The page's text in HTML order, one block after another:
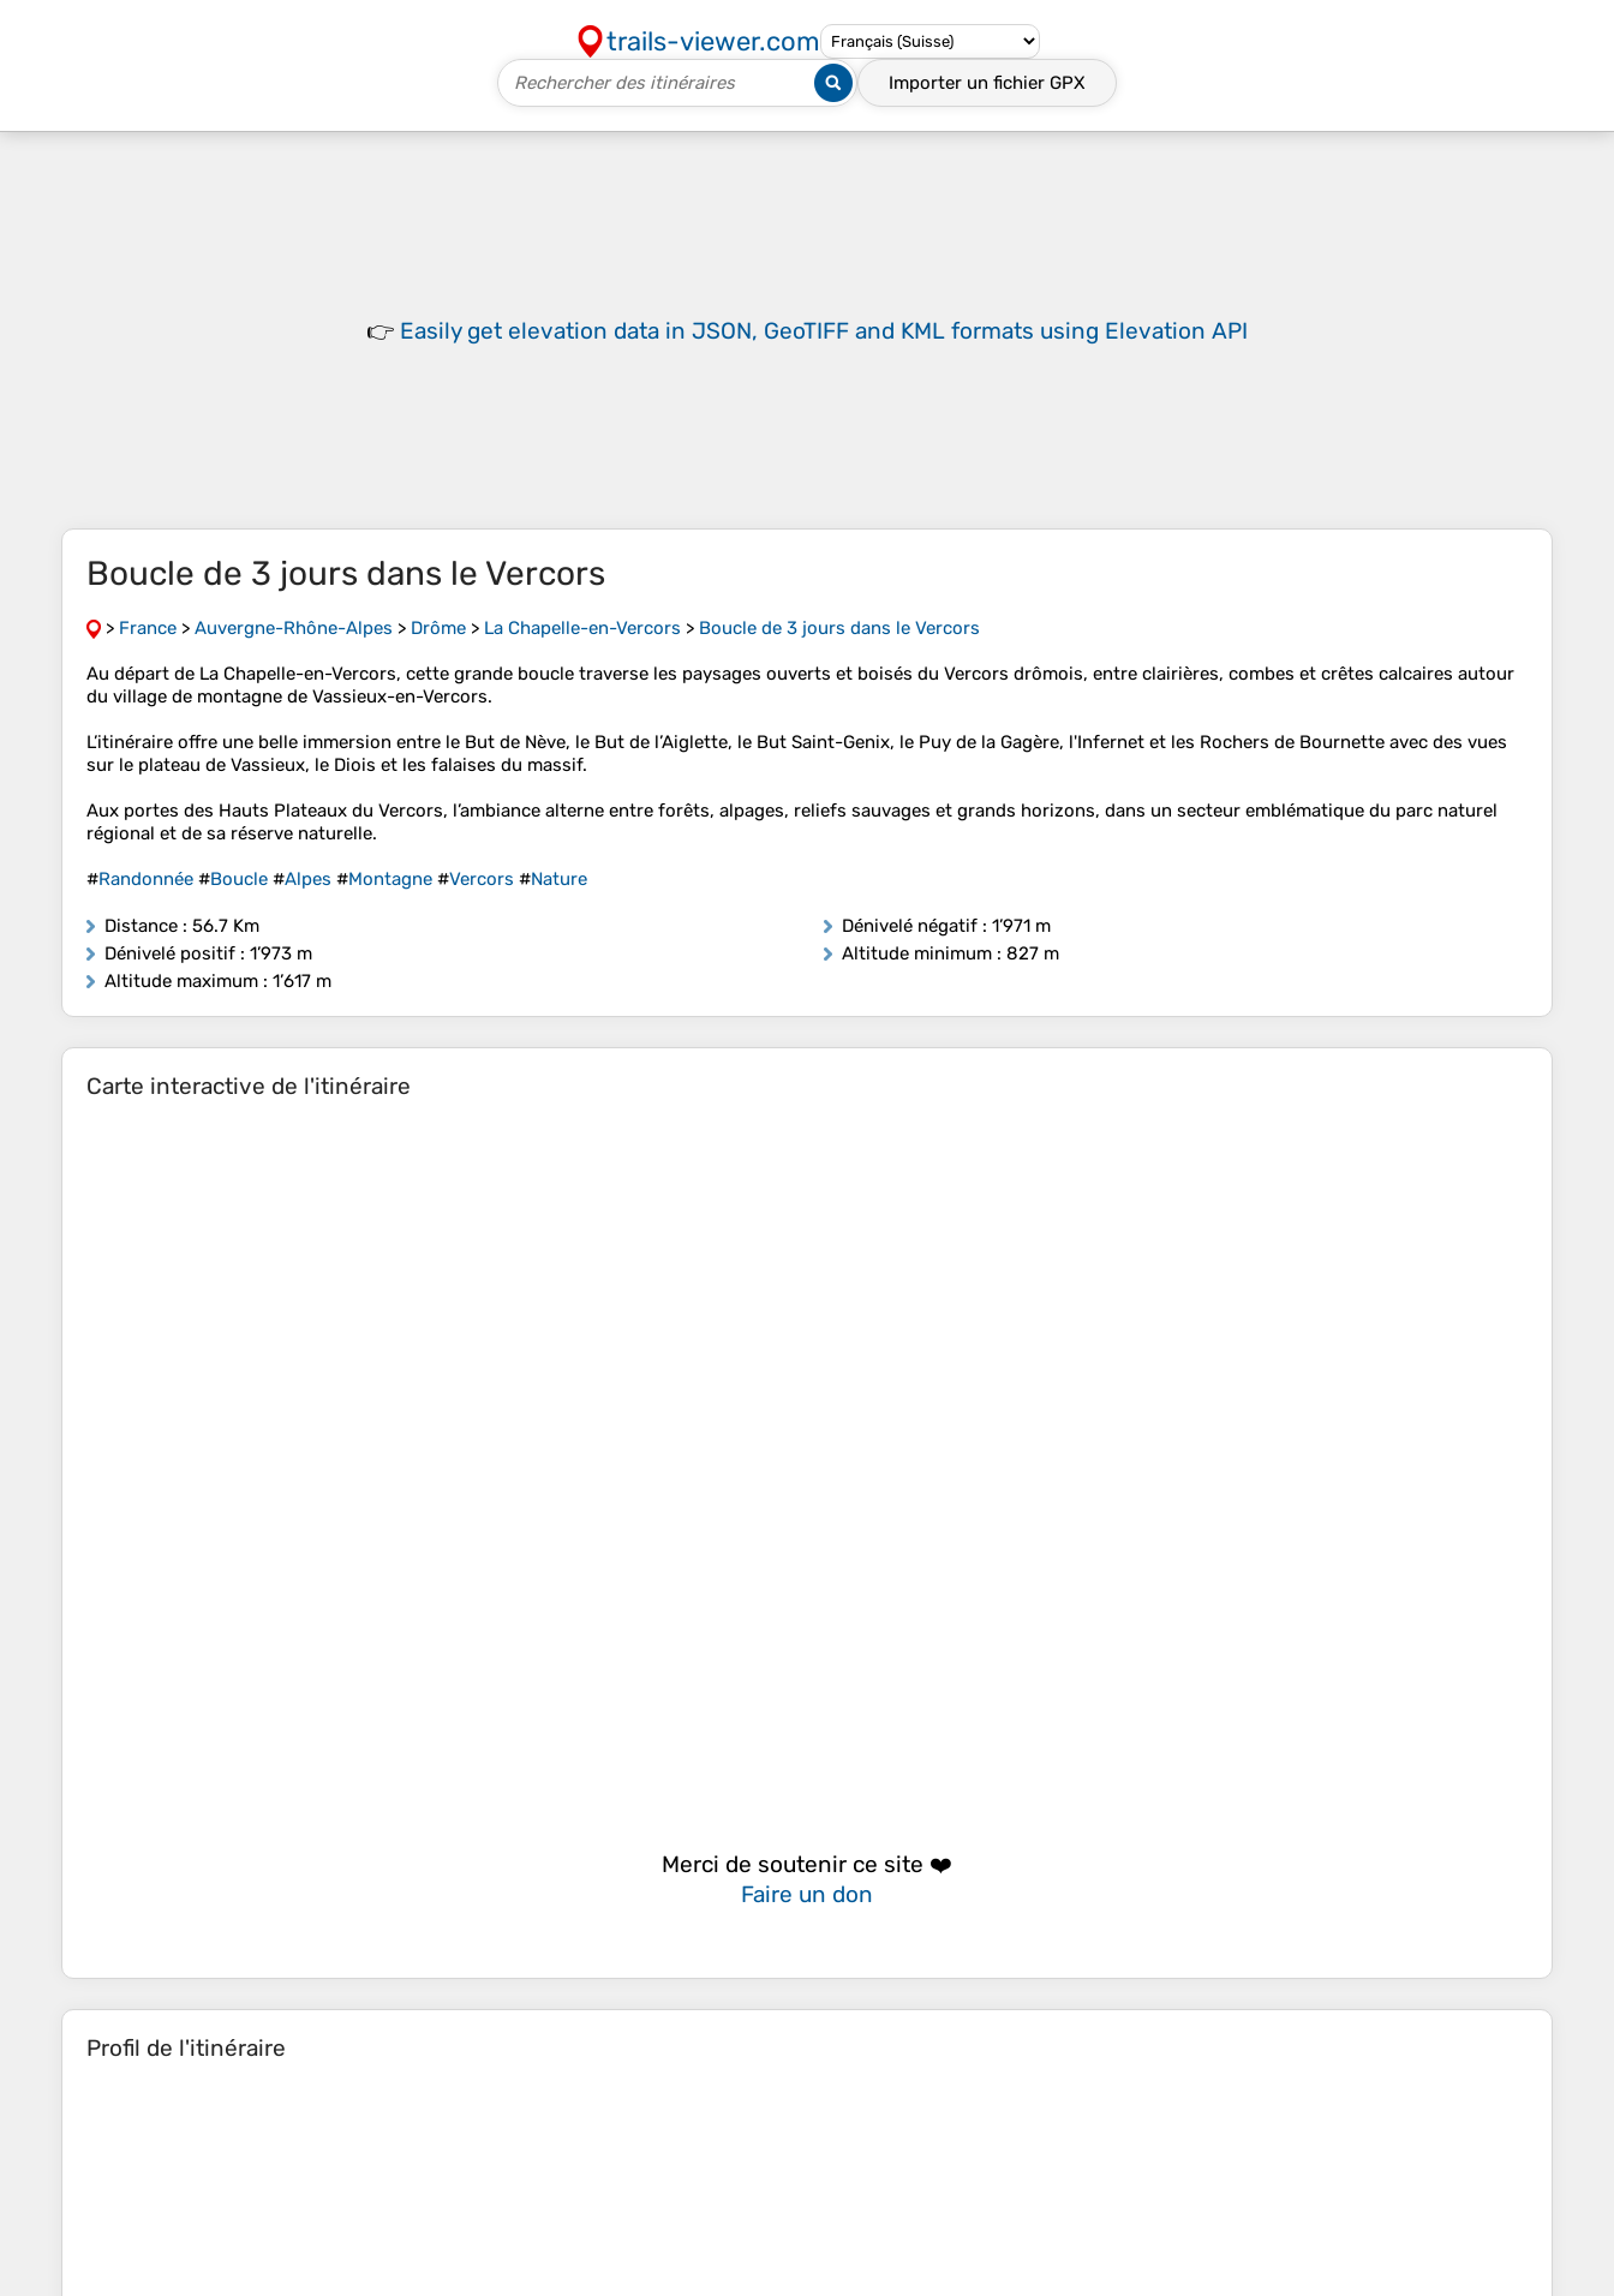
trails-viewer.com
Importer un fichier GPX
👉 Easily get elevation data in JSON, GeoTIFF and KML formats using Elevation API
Boucle de 3 jours dans le Vercors
> France > Auvergne-Rhône-Alpes > Drôme > La Chapelle-en-Vercors > Boucle de 3 jours dans le Vercors
Au départ de La Chapelle-en-Vercors, cette grande boucle traverse les paysages ouverts et boisés du Vercors drômois, entre clairières, combes et crêtes calcaires autour
du village de montagne de Vassieux-en-Vercors.
L’itinéraire offre une belle immersion entre le But de Nève, le But de l’Aiglette, le But Saint-Genix, le Puy de la Gagère, l'Infernet et les Rochers de Bournette avec des vues
sur le plateau de Vassieux, le Diois et les falaises du massif.
Aux portes des Hauts Plateaux du Vercors, l’ambiance alterne entre forêts, alpages, reliefs sauvages et grands horizons, dans un secteur emblématique du parc naturel
régional et de sa réserve naturelle.
#Randonnée #Boucle #Alpes #Montagne #Vercors #Nature
Distance : 56.7 Km
Dénivelé positif : 1’973 m
Altitude maximum : 1’617 m
Dénivelé négatif : 1’971 m
Altitude minimum : 827 m
Carte interactive de l'itinéraire
Merci de soutenir ce site ❤️
Faire un don
Profil de l'itinéraire